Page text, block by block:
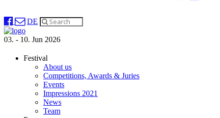
DE
03. - 10. Jun 2026
Festival
About us
Competitions, Awards & Juries
Events
Impressions 2021
News
Team